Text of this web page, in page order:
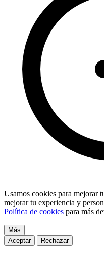
Usamos cookies para mejorar
mejorar tu experiencia y
Política de cookies para más
Más
Aceptar
Rechazar